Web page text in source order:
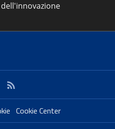
Cookie Center